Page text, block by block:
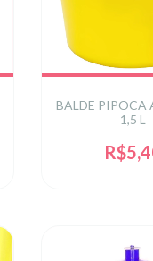
BALDE PIPOCA
1,5 L